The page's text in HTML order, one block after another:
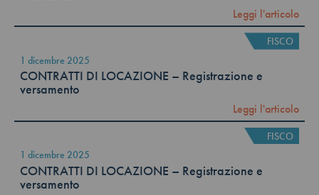
Leggi l'articolo
FISCO
1 dicembre 2025
CONTRATTI DI LOCAZIONE – Registrazione e
versamento
Leggi l'articolo
FISCO
1 dicembre 2025
CONTRATTI DI LOCAZIONE – Registrazione e
versamento